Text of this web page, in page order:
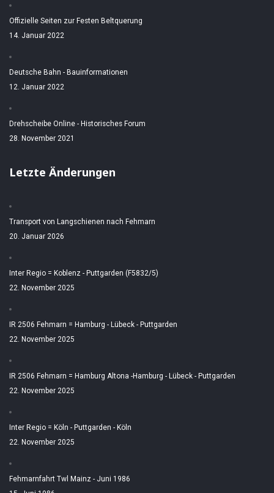
Offizielle Seiten zur Festen Beltquerung
14. Januar 2022
Deutsche Bahn - Bauinformationen
12. Januar 2022
Drehscheibe Online - Historisches Forum
28. November 2021
Letzte Änderungen
Transport von Langschienen nach Fehmarn
20. Januar 2026
Inter Regio = Koblenz - Puttgarden (F5832/5)
22. November 2025
IR 2506 Fehmarn = Hamburg - Lübeck - Puttgarden
22. November 2025
IR 2506 Fehmarn = Hamburg Altona -Hamburg - Lübeck - Puttgarden
22. November 2025
Inter Regio = Köln - Puttgarden - Köln
22. November 2025
Fehmarnfahrt Twl Mainz - Juni 1986